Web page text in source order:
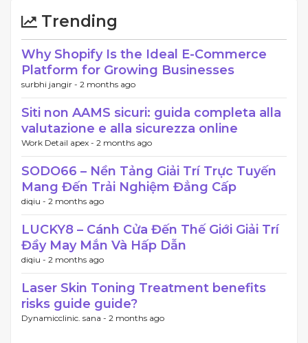
Trending
Why Shopify Is the Ideal E-Commerce
Platform for Growing Businesses
surbhi jangir - 2 months ago
Siti non AAMS sicuri: guida completa alla
valutazione e alla sicurezza online
Work Detail apex - 2 months ago
SODO66 – Nền Tảng Giải Trí Trực Tuyến
Mang Đến Trải Nghiệm Đẳng Cấp
diqiu - 2 months ago
LUCKY8 – Cánh Cửa Đến Thế Giới Giải Trí
Đầy May Mắn Và Hấp Dẫn
diqiu - 2 months ago
Laser Skin Toning Treatment benefits
risks guide guide?
Dynamicclinic. sana - 2 months ago